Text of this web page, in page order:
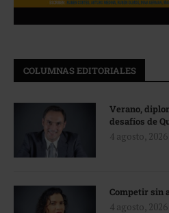
COLUMNAS EDITORIALES
Verano,
desafíos de
4 agosto, 2026
Competir sin
4 agosto, 2026